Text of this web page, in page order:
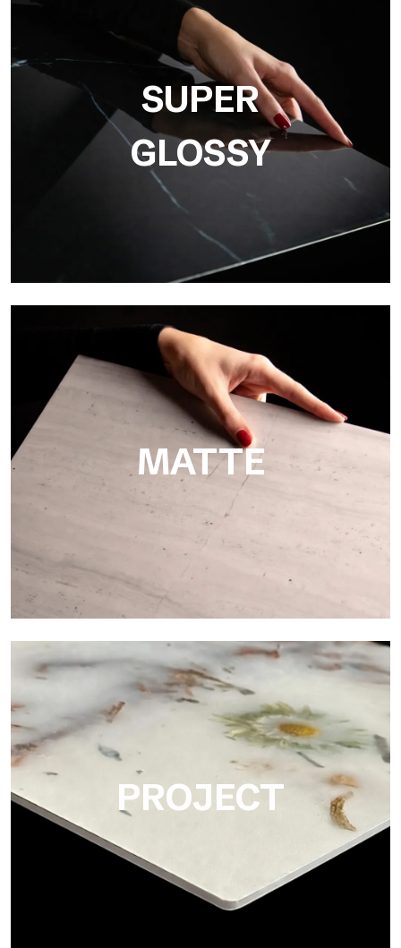
Ultralight 3D von Tecnografica integriert Grafiken und
Dreidimensionalität, ideal für die Wiedergabe realistischer
Texturen wie Beton, Holz und Naturstein.
SUPER
GLOSSY
Super Glossy
Ultralight Super Glossy ist die glänzende Oberfläche mit
Spiegeleffekt von Tecnografica, perfekt für luxuriöse
Beschichtungen in Hotels, Spas, Bädern und im
Schifffahrtsbereich.
MATTE
Matte
Ultralight Matte ist die satinierte dekorative Platte von
Tecnografica, ideal für die realistische Wiedergabe von
Marmor, glatten Steinen und natürlichen Texturen.
PROJECT